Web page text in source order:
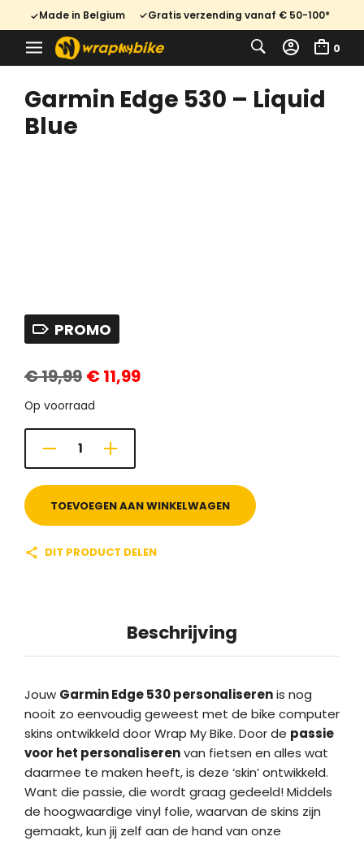
Made in Belgium Gratis verzending vanaf € 50-100*
0
Garmin Edge 530 – Liquid
Blue
PROMO
€19,99 prijs
€ 19,99.
€11,99prijs
Op voorraad
TOEVOEGEN AAN WINKELWAGEN
DIT PRODUCT DELEN
Beschrijving
Jouw Garmin Edge 530 personaliserenis nog
nooit zo eenvoudig geweest met de bike computer
skins ontwikkeld door Wrap My Bike. Door de passie
voor het personaliserenvan fietsen en alles wat
daarmee te maken heeft, is deze ‘skin’ ontwikkeld.
Want die passie, die wordt graag gedeeld! Middels
de hoogwaardige vinyl folie, waarvan de skins zijn
gemaakt, kun jij zelf aan de hand van onze